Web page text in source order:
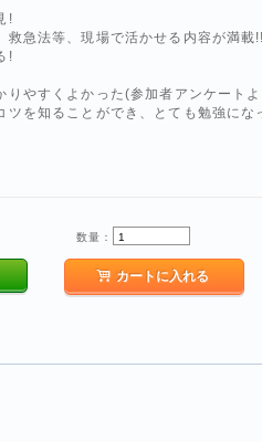
!
急法等、現場で活かせる内容が満載!!
!
りやすくよかった(参加者アンケート
ツを知ることができ、とても勉強にな
数量：